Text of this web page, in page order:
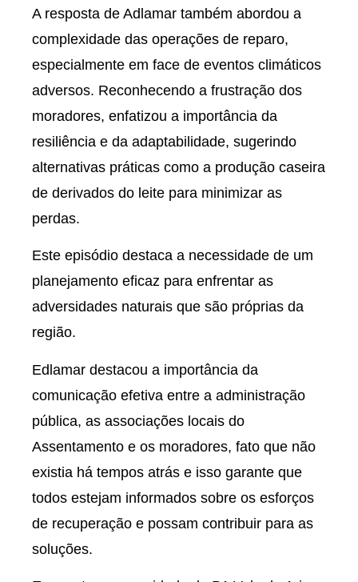
A resposta de Adlamar também abordou a
complexidade das operações de reparo,
especialmente em face de eventos climáticos
adversos. Reconhecendo a frustração dos
moradores, enfatizou a importância da
resiliência e da adaptabilidade, sugerindo
alternativas práticas como a produção caseira
de derivados do leite para minimizar as
perdas.
Este episódio destaca a necessidade de um
planejamento eficaz para enfrentar as
adversidades naturais que são próprias da
região.
Edlamar destacou a importância da
comunicação efetiva entre a administração
pública, as associações locais do
Assentamento e os moradores, fato que não
existia há tempos atrás e isso garante que
todos estejam informados sobre os esforços
de recuperação e possam contribuir para as
soluções.